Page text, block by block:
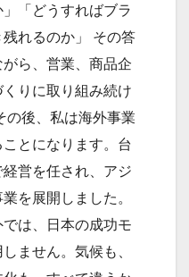
「どうすればブラ
残れるのか」 その答
がら、営業、商品企
りに取り組み続け
の後、私は海外事業
とになります。台
営を任され、アジ
を展開しました。
では、日本の成功モ
ません。気候も、